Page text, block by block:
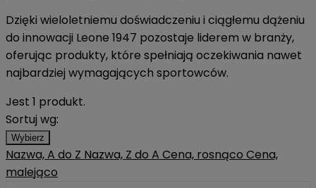
Dzięki wieloletniemu doświadczeniu i ciągłemu dążeniu
do innowacji Leone 1947 pozostaje liderem w branży,
oferując produkty, które spełniają oczekiwania nawet
najbardziej wymagających sportowców.
Jest 1 produkt.
Sortuj wg:
Wybierz
Nazwa, A do Z Nazwa, Z do A Cena, rosnąco Cena,
malejąco